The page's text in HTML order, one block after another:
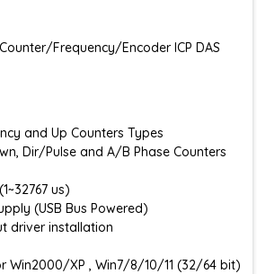
Frequency/Encoder ICP DAS
and Up Counters Types
Dir/Pulse and A/B Phase Counters
us)
(USB Bus Powered)
driver installation
Win2000/XP , Win7/8/10/11 (32/64 bit)